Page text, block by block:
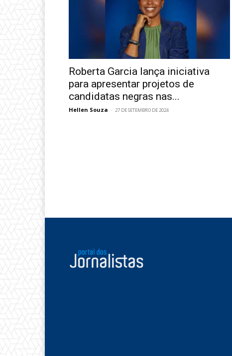
Roberta Garcia lança iniciativa
para apresentar projetos de
candidatas negras nas...
Hellen Souza - 27 DE SETEMBRO DE 2024